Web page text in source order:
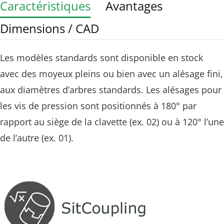
Caractéristiques
Avantages
Dimensions / CAD
Les modèles standards sont disponible en stock
avec des moyeux pleins ou bien avec un alésage fini,
aux diamètres d’arbres standards. Les alésages pour
les vis de pression sont positionnés à 180° par
rapport au siège de la clavette (ex. 02) ou à 120° l’une
de l’autre (ex. 01).